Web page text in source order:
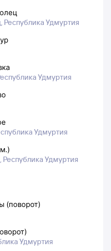
Удмуртия
Удмуртия
Удмуртия
Удмуртия
(поворот)
Удмуртия